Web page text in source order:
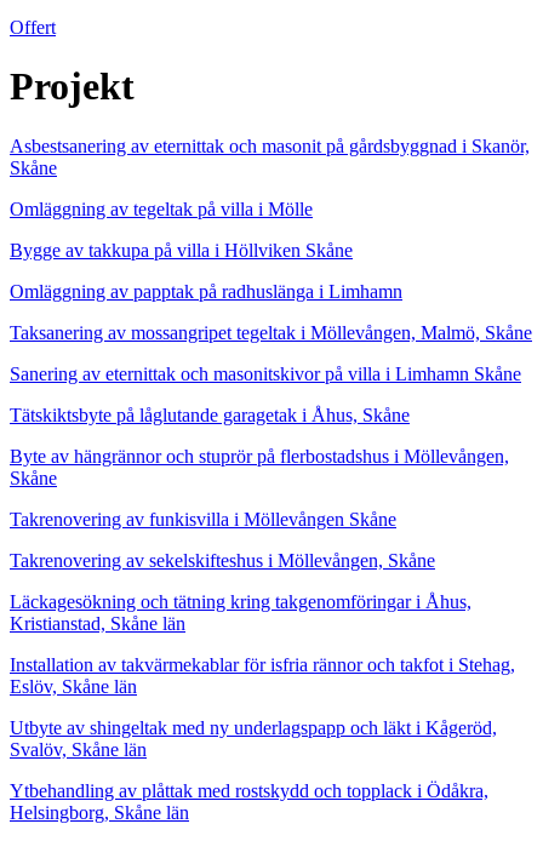
Offert
Projekt
Asbestsanering av eternittak och masonit på gårdsbyggnad i Skanör,
Skåne
Omläggning av tegeltak på villa i Mölle
Bygge av takkupa på villa i Höllviken Skåne
Omläggning av papptak på radhuslänga i Limhamn
Taksanering av mossangripet tegeltak i Möllevången, Malmö, Skåne
Sanering av eternittak och masonitskivor på villa i Limhamn Skåne
Tätskiktsbyte på låglutande garagetak i Åhus, Skåne
Byte av hängrännor och stuprör på flerbostadshus i Möllevången,
Skåne
Takrenovering av funkisvilla i Möllevången Skåne
Takrenovering av sekelskifteshus i Möllevången, Skåne
Läckagesökning och tätning kring takgenomföringar i Åhus,
Kristianstad, Skåne län
Installation av takvärmekablar för isfria rännor och takfot i Stehag,
Eslöv, Skåne län
Utbyte av shingeltak med ny underlagspapp och läkt i Kågeröd,
Svalöv, Skåne län
Ytbehandling av plåttak med rostskydd och topplack i Ödåkra,
Helsingborg, Skåne län